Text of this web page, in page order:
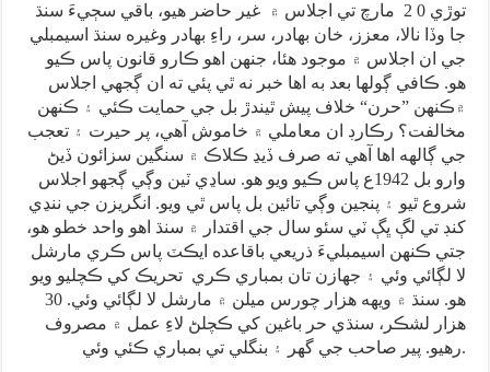
توڙي 0 2 مارچ تي اجلاس ۾ غير حاضر هيو، باقي سڄيءَ سنڌ
جا وڏا نالا، معزز، خان بهادر، سر، راءِ بهادر وغيره سنڌ اسيمبلي
جي ان اجلاس ۾ موجود هئا، جنهن اهو ڪارو قانون پاس ڪيو
هو. ڪافي ڳولها بعد به اها خبر نه ٿي پئي ته ان ڳجهي اجلاس
۾ڪنهن ”حرن“ خلاف پيش ٿيندڙ بل جي حمايت ڪئي ۽ ڪنهن
مخالفت؟ رڪارڊ ان معاملي ۾ خاموش آهي، پر حيرت ۽ تعجب
جي ڳالهه اها آهي ته صرف ڏيڍ ڪلاڪ ۾ سنگين سزائون ڏيڻ
وارو بل 1942ع پاس ڪيو ويو هو. ساڍي ٽين وڳي ڳجهو اجلاس
شروع ٿيو ۽ پنجين وڳي تائين بل پاس ٿي ويو. انگريزن جي ننڍي
کنڊ تي لڳ ڀڳ ٽي سئو سال جي اقتدار ۾ سنڌ اهو واحد خطو هو،
جتي ڪنهن اسيمبليءَ ذريعي باقاعده ايڪٽ پاس ڪري مارشل
لا لڳائي وئي ۽ جهازن تان بمباري ڪري تحريڪ کي ڪچليو ويو
هو. سنڌ ۾ ويهه هزار چورس ميلن ۾ مارشل لا لڳائي وئي. 30
هزار لشڪر، سنڌي حر باغين کي ڪچلڻ لاءِ عمل ۾ مصروف
رهيو. پير صاحب جي گهر ۽ بنگلي تي بمباري ڪئي وئي.